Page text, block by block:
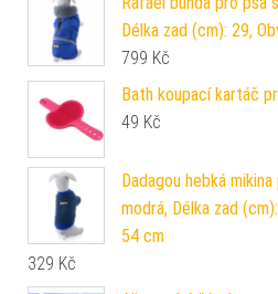
Délka zad (cm): 29,
799 Kč
Bath koupací kartáč
49 Kč
Dadagou hebká
modrá, Délka zad
54 cm
329 Kč